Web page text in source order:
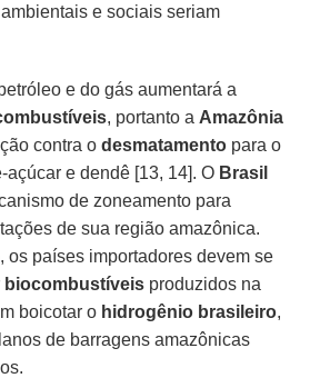
e sociais seriam
e do gás aumentará a
, portanto a Amazônia
contra odesmatamento para o
açúcar e dendê [13, 14]. O Brasil
de zoneamento para
de sua região amazônica.
os países importadores devem se
biocombustíveis produzidos na
boicotar o hidrogênio brasileiro,
de barragens amazônicas